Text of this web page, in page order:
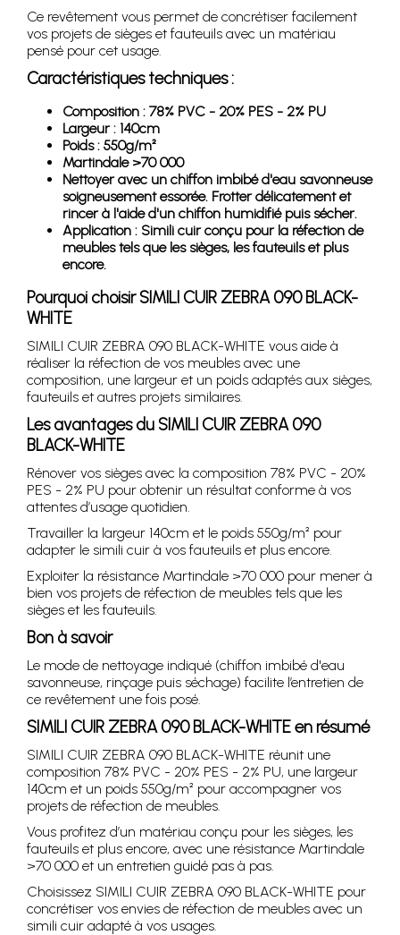
Ce revêtement vous permet de concrétiser facilement
vos projets de sièges et fauteuils avec un matériau
pensé pour cet usage.
Caractéristiques techniques :
Composition : 78% PVC - 20% PES - 2% PU
Largeur : 140cm
Poids : 550g/m²
Martindale >70 000
Nettoyer avec un chiffon imbibé d'eau savonneuse
soigneusement essorée. Frotter délicatement et
rincer à l'aide d'un chiffon humidifié puis sécher.
Application : Simili cuir conçu pour la réfection de
meubles tels que les sièges, les fauteuils et plus
encore.
Pourquoi choisir SIMILI CUIR ZEBRA 090 BLACK-
WHITE
SIMILI CUIR ZEBRA 090 BLACK-WHITE vous aide à
réaliser la réfection de vos meubles avec une
composition, une largeur et un poids adaptés aux sièges,
fauteuils et autres projets similaires.
Les avantages du SIMILI CUIR ZEBRA 090
BLACK-WHITE
Rénover vos sièges avec la composition 78% PVC - 20%
PES - 2% PU pour obtenir un résultat conforme à vos
attentes d’usage quotidien.
Travailler la largeur 140cm et le poids 550g/m² pour
adapter le simili cuir à vos fauteuils et plus encore.
Exploiter la résistance Martindale >70 000 pour mener à
bien vos projets de réfection de meubles tels que les
sièges et les fauteuils.
Bon à savoir
Le mode de nettoyage indiqué (chiffon imbibé d'eau
savonneuse, rinçage puis séchage) facilite l’entretien de
ce revêtement une fois posé.
SIMILI CUIR ZEBRA 090 BLACK-WHITE en résumé
SIMILI CUIR ZEBRA 090 BLACK-WHITE réunit une
composition 78% PVC - 20% PES - 2% PU, une largeur
140cm et un poids 550g/m² pour accompagner vos
projets de réfection de meubles.
Vous profitez d’un matériau conçu pour les sièges, les
fauteuils et plus encore, avec une résistance Martindale
>70 000 et un entretien guidé pas à pas.
Choisissez SIMILI CUIR ZEBRA 090 BLACK-WHITE pour
concrétiser vos envies de réfection de meubles avec un
simili cuir adapté à vos usages.